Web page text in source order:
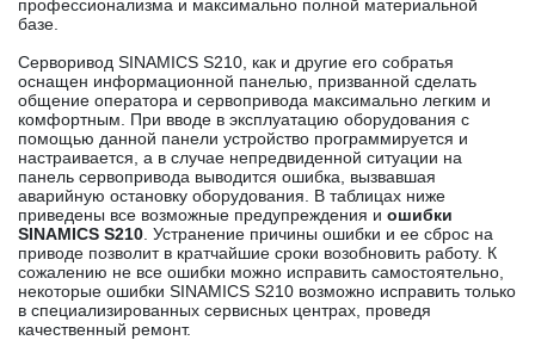
профессионализма и максимально полной материальной
базе.
Серворивод SINAMICS S210, как и другие его собратья
оснащен информационной панелью, призванной сделать
общение оператора и сервопривода максимально легким и
комфортным. При вводе в эксплуатацию оборудования с
помощью данной панели устройство программируется и
настраивается, а в случае непредвиденной ситуации на
панель сервопривода выводится ошибка, вызвавшая
аварийную остановку оборудования. В таблицах ниже
приведены все возможные предупреждения и ошибки
SINAMICS S210 . Устранение причины ошибки и ее сброс на
приводе позволит в кратчайшие сроки возобновить работу. К
сожалению не все ошибки можно исправить самостоятельно,
некоторые ошибки SINAMICS S210 возможно исправить только
в специализированных сервисных центрах, проведя
качественный ремонт.